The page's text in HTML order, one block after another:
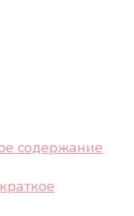
содержание